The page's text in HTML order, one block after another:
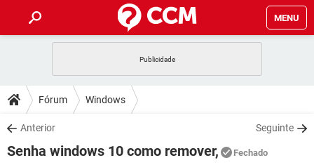
MENU
CELULAR
OUTLOOK
INSTAGRAM GMAIL
DICAS
JOGOS
DOWNLOADS
JOGOS WHATSAPP
Fórum Windows
Anterior Seguinte
Senha windows 10 como remover, Fechado